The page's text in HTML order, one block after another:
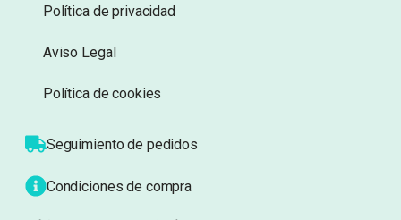
Política de privacidad
Aviso Legal
Política de cookies
Seguimiento de pedidos
Condiciones de compra